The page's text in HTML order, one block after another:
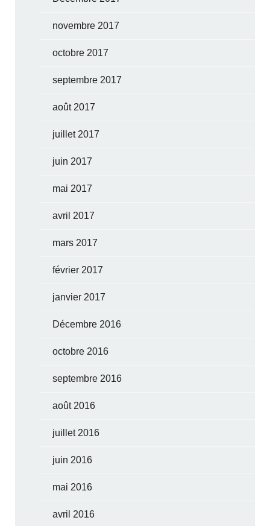
novembre 2017
octobre 2017
septembre 2017
août 2017
juillet 2017
juin 2017
mai 2017
avril 2017
mars 2017
février 2017
janvier 2017
Décembre 2016
octobre 2016
septembre 2016
août 2016
juillet 2016
juin 2016
mai 2016
avril 2016